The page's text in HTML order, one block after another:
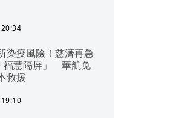
染疫風險！慈濟再急
福慧隔屏」 華航免
救援